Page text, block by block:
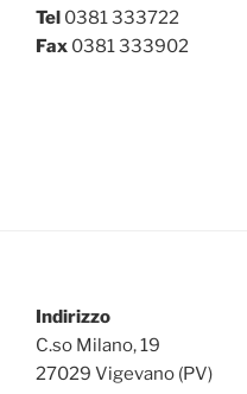
Tel 0381 333722
Fax 0381 333902
Indirizzo
C.so Milano, 19
27029 Vigevano (PV)